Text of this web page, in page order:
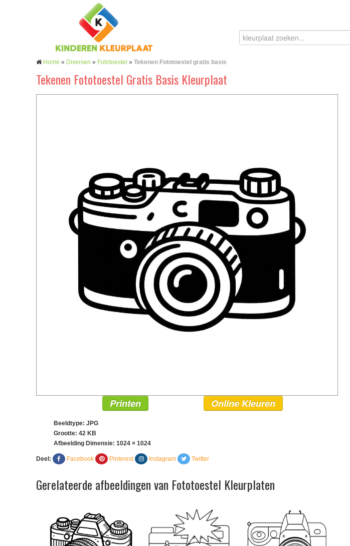
Home » Diversen » Fototoestel » Tekenen Fototoestel gratis basis
Tekenen Fototoestel Gratis Basis Kleurplaat
Printen Online Kleuren
Beeldtype: JPG
Grootte: 42 KB
Afbeelding Dimensie: 1024 × 1024
Deel: Facebook Pinterest Instagram Twitter
Gerelateerde afbeeldingen van Fototoestel Kleurplaten